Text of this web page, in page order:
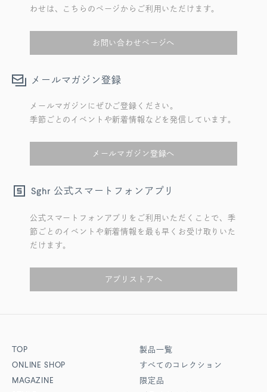
わせは、こちらのページからご利用いただけます。
お問い合わせページへ
メールマガジン登録
メールマガジンにぜひご登録ください。
季節ごとのイベントや新着情報などを発信しています。
メールマガジン登録へ
Sghr 公式スマートフォンアプリ
公式スマートフォンアプリをご利用いただくことで、季
節ごとのイベントや新着情報を最も早くお受け取りいた
だけます。
アプリストアへ
TOP
ONLINE SHOP
MAGAZINE
製品一覧
すべてのコレクション
限定品